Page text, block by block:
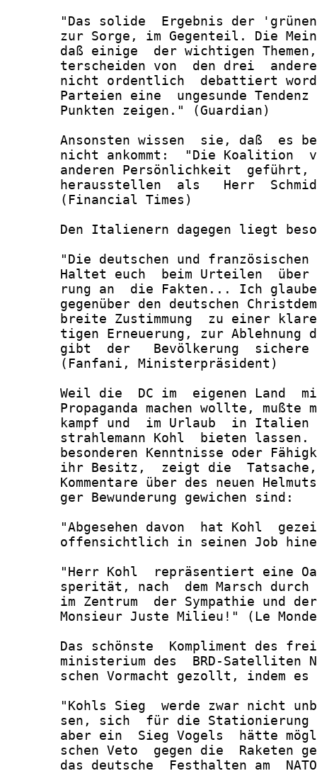
"Das solide  Ergebnis der
zur Sorge, im Gegenteil. Die
daß einige  der wichtigen
terscheiden von  den drei
nicht ordentlich  debattiert
Parteien eine  ungesunde
       Punkten zeigen." (Guardian)
Ansonsten wissen  sie, daß  es
nicht ankommt:  "Die Koalition
anderen Persönlichkeit
herausstellen  als   Herr
       (Financial Times)
Den Italienern dagegen liegt
"Die deutschen und
Haltet euch  beim Urteilen
rung an  die Fakten... Ich
gegenüber den deutschen
breite Zustimmung  zu einer
tigen Erneuerung, zur Ablehnung
gibt  der   Bevölkerung
       (Fanfani, Ministerpräsident)
Weil die  DC im  eigenen Land
Propaganda machen wollte, mußte
kampf und  im Urlaub  in
strahlemann Kohl  bieten
besonderen Kenntnisse oder
ihr Besitz,  zeigt die
Kommentare über des neuen
       ger Bewunderung gewichen sind:
"Abgesehen davon  hat Kohl
offensichtlich in seinen Job
"Herr Kohl  repräsentiert eine
sperität, nach  dem Marsch
im Zentrum  der Sympathie und
Monsieur Juste Milieu!" (Le
Das schönste  Kompliment des
ministerium des  BRD-Satelliten
schen Vormacht gezollt, indem es
"Kohls Sieg  werde zwar nicht
sen, sich  für die
aber ein  Sieg Vogels  hätte
schen Veto  gegen die  Raketen
das deutsche  Festhalten am